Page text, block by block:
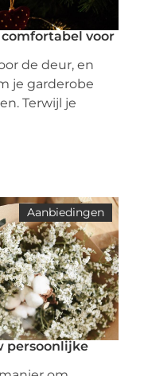
voor
de deur, en
je garderobe
Terwijl je
Aanbiedingen
persoonlijke